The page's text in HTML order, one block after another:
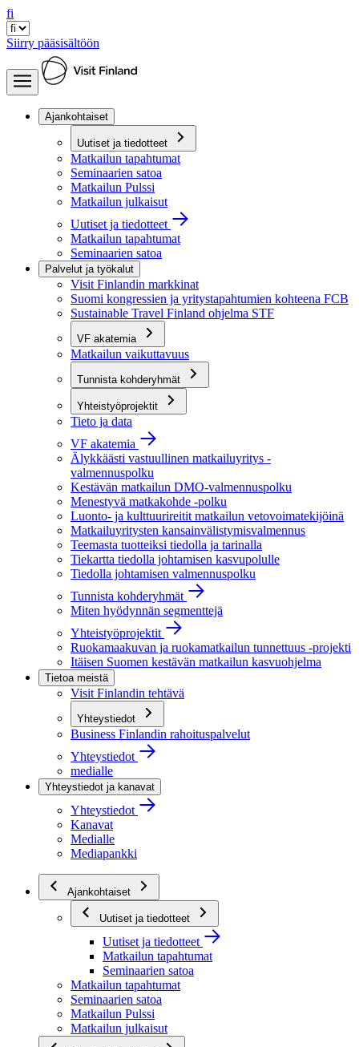
fi
Siirry pääsisältöön
Ajankohtaiset
Uutiset ja tiedotteet
Matkailun tapahtumat
Seminaarien satoa
Matkailun Pulssi
Matkailun julkaisut
Uutiset ja tiedotteet
Matkailun tapahtumat
Seminaarien satoa
Palvelut ja työkalut
Visit Finlandin markkinat
Suomi kongressien ja yritystapahtumien kohteena FCB
Sustainable Travel Finland ohjelma STF
VF akatemia
Matkailun vaikuttavuus
Tunnista kohderyhmät
Yhteistyöprojektit
Tieto ja data
VF akatemia
Älykkäästi vastuullinen matkailuyritys -
valmennuspolku
Kestävän matkailun DMO-valmennuspolku
Menestyvä matkakohde -polku
Luonto- ja kulttuurireitit matkailun vetovoimatekijöinä
Matkailuyritysten kansainvälistymisvalmennus
Teemasta tuotteiksi tiedolla ja tarinalla
Tiekartta tiedolla johtamisen kasvupolulle
Tiedolla johtamisen valmennuspolku
Tunnista kohderyhmät
Miten hyödynnän segmenttejä
Yhteistyöprojektit
Ruokamaakuvan ja ruokamatkailun tunnettuus -projekti
Itäisen Suomen kestävän matkailun kasvuohjelma
Tietoa meistä
Visit Finlandin tehtävä
Yhteystiedot
Business Finlandin rahoituspalvelut
Yhteystiedot
medialle
Yhteystiedot ja kanavat
Yhteystiedot
Kanavat
Medialle
Mediapankki
Ajankohtaiset
Uutiset ja tiedotteet
Uutiset ja tiedotteet
Matkailun tapahtumat
Seminaarien satoa
Matkailun tapahtumat
Seminaarien satoa
Matkailun Pulssi
Matkailun julkaisut